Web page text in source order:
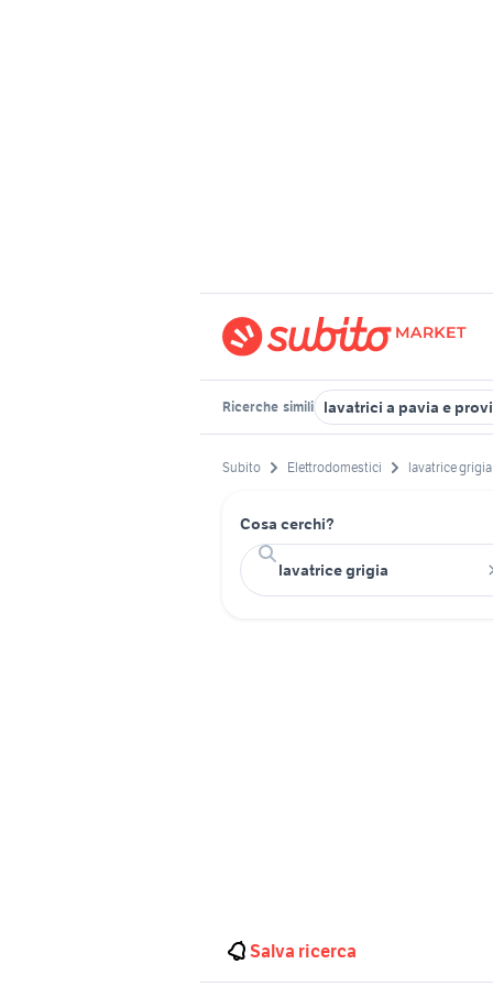
Ricerche simili lavatrici a pavia e
Subito Elettrodomestici lavatrice grigia
Cosa cerchi?
Salva ricerca